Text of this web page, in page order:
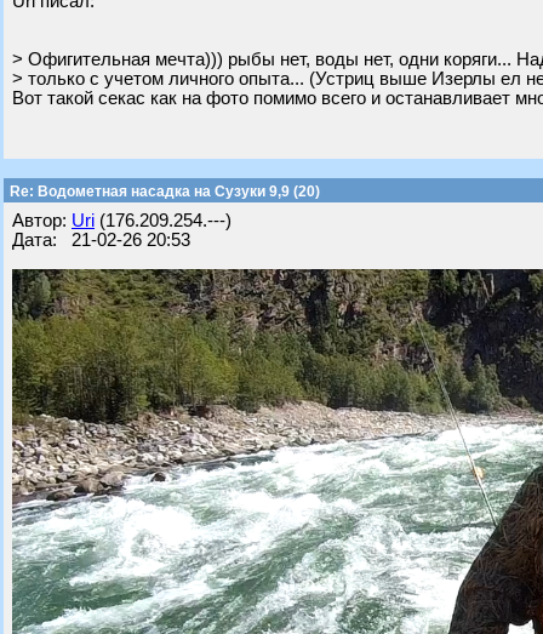
> Офигительная мечта))) рыбы нет, воды нет, одни коряги...
> только с учетом личного опыта... (Устриц выше Изерлы ел
Вот такой секас как на фото помимо всего и останавливает
Re: Водометная насадка на Сузуки 9,9 (20)
Автор: Uri (176.209.254.---)
Дата: 21-02-26 20:53